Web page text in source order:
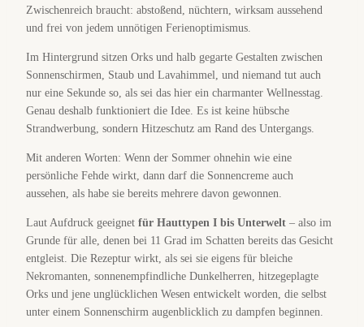
Zwischenreich braucht: abstoßend, nüchtern, wirksam aussehend
und frei von jedem unnötigen Ferienoptimismus.
Im Hintergrund sitzen Orks und halb gegarte Gestalten zwischen
Sonnenschirmen, Staub und Lavahimmel, und niemand tut auch
nur eine Sekunde so, als sei das hier ein charmanter Wellnesstag.
Genau deshalb funktioniert die Idee. Es ist keine hübsche
Strandwerbung, sondern Hitzeschutz am Rand des Untergangs.
Mit anderen Worten: Wenn der Sommer ohnehin wie eine
persönliche Fehde wirkt, dann darf die Sonnencreme auch
aussehen, als habe sie bereits mehrere davon gewonnen.
Laut Aufdruck geeignet für Hauttypen I bis Unterwelt – also im
Grunde für alle, denen bei 11 Grad im Schatten bereits das Gesicht
entgleist. Die Rezeptur wirkt, als sei sie eigens für bleiche
Nekromanten, sonnenempfindliche Dunkelherren, hitzegeplagte
Orks und jene unglücklichen Wesen entwickelt worden, die selbst
unter einem Sonnenschirm augenblicklich zu dampfen beginnen.